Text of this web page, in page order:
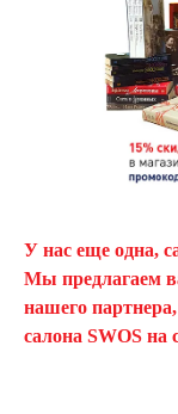
У нас еще одна,
Мы предлагаем
нашего
салона SWOS на